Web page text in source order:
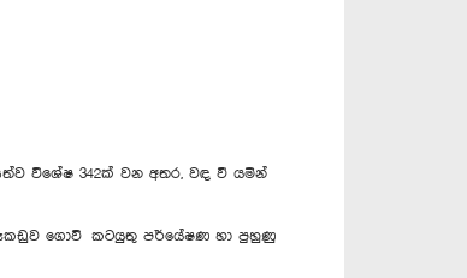
විශේෂ 342ක් වන අතර, වඳ වී යමින්
ගොවි කටයුතු පර්යේෂණ හා පුහුණු